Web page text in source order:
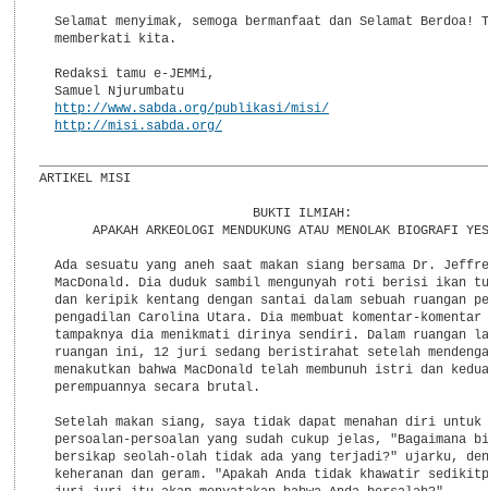
Selamat menyimak, semoga bermanfaat dan Selamat Berdoa!
  memberkati kita.
  Redaksi tamu e-JEMMi,
  Samuel Njurumbatu
http://www.sabda.org/publikasi/misi/
http://misi.sabda.org/